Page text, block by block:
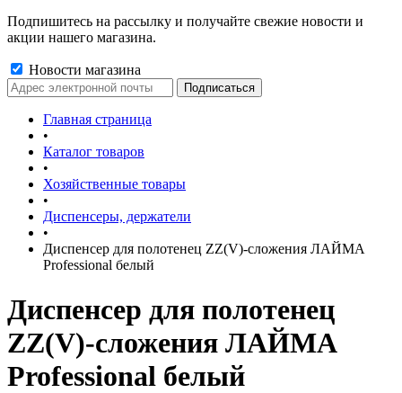
Подпишитесь на рассылку и получайте свежие новости и
акции нашего магазина.
Новости магазина
Главная страница
•
Каталог товаров
•
Хозяйственные товары
•
Диспенсеры, держатели
•
Диспенсер для полотенец ZZ(V)-сложения ЛАЙМА
Professional белый
Диспенсер для полотенец
ZZ(V)-сложения ЛАЙМА
Professional белый